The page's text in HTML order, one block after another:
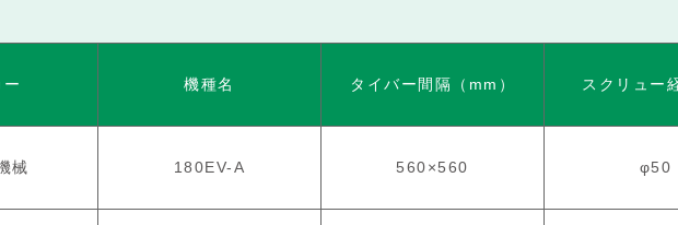
ー 機種名 タイバー間隔（mm） スクリュー
械 180EV-A 560×560 φ50